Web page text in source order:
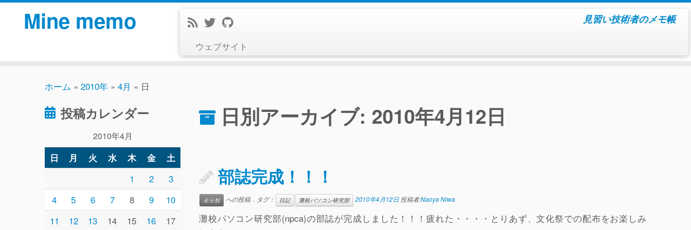
コ
Mine memo 見習い技術者のメモ帳
ウェブサイト
ホーム » 2010年 » 4月 » 日
投稿カレンダー
2010年4月
日 月 火 水 木 金 土
1 2
3
4
5 6 7 8 9
10
11
12 13 14 15 16
17
日別アーカイブ: 2010年4月12日
部誌完成！！！
未分類 への投稿．タグ： 日記 灘校パソコン研究部 2010年4月12日 投稿者:Naoya Niwa
灘校パソコン研究部(npca)の部誌が完成しました！！！疲れた・・・・とりあず、文化祭での配布をお楽しみ